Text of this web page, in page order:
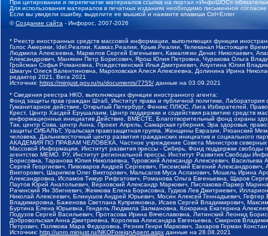
При цитировании и перепечатке материалов ссылка на портал «ИнфоШОС»
Для использования материалов в печатных изданиях необходимо письменное
Если вы увидели ошибку, выделите ее мышкой и нажмите клавиши Ctrl+Enter
©Создание сайта - Инфорос, 2007-2026
* Реестр иностранных средств массовой информации, выполняющих функции
Голос Америки, Idel.Реалии, Кавказ.Реалии, Крым.Реалии, Телеканал Настоящее
Людмила Алексеевна, Маркелов Сергей Евгеньевич, Камалягин Денис Николаевич,
Александрович, Маняхин Петр Борисович, Ярош Юлия Петровна, Чуракова Ольга
Гройсман Софья Романовна, Рождественский Илья Дмитриевич, Апухтина Юлия
Шмагун Олеся Валентиновна, Мароховская Алеся Алексеевна, Долинина Ирина
редактор 2021, Вега 2021
Источник: https://minjust.gov.ru/ru/documents/7755/ данные на 03.09.2021
* Сведения реестра НКО, выполняющих функции иностранного агента:
Фонд защиты прав граждан Штаб, Институт права и публичной политики,
Гуманитарное действие, Открытый Петербург, Феникс ПЛЮС, Лига Избирателей,
Крест, Центр Хасдей Ерушалаим, Центр поддержки и содействия развитию средств
информационных инициатив Действие, ВМЕСТЕ, Благотворительный фонд охраны
Так, центр Сова, центр Анна, Проект Апрель, Самарская губерния, Эра здоровья,
защиты СИБАЛЬТ, Уральская правозащитная группа, Женщины Евразии, Рязанский
человека, Дальневосточный центр развития гражданских инициатив и социального
АКАДЕМИЯ ПО ПРАВАМ ЧЕЛОВЕКА, Частное учреждение Совета Министров северных
Массовой Информации, Институт развития прессы - Сибирь, Фонд поддержки
агентство МЕМО. РУ, Институт региональной прессы, Институт Развития Свободы
Борисовна, Таранова Юлия Николаевна, Туровский Александр Алексеевич,
Сергей Георгиевич, Пивоваров Андрей Сергеевич, Писемский Евгений
Викторович, Шарипков Олег Викторович, Мальсагов Муса Асланович, Мошель Ирина
Александровна, Исламов Тимур Рифгатович, Романова Ольга Евгеньевна, Щаров
Паутов Юрий Анатольевич, Верховский Александр Маркович, Пислакова-Паркер
Рачинский Ян Збигневич, Жемкова Елена Борисовна, Гудков Лев Дмитриевич,
Николай Алексеевич, Блинушов Андрей Юрьевич, Мосин Алексей Геннадьевич,
Владимировна, Баженова Светлана Куприяновна, Исаев Сергей Владимирович,
Буртина Елена Юрьевна, Гендель Людмила Залмановна, Кокорина Екатерина
Подузов Сергей Васильевич, Протасова Ирина Вячеславовна, Литинский Леонид
Добровольская Анна Дмитриевна, Королева Александра Евгеньевна, Смирнов
Петрович, Полякова Мара Федоровна, Резник Генри Маркович, Захаров Герман
Источник: http://unro.minjust.ru/NKOForeignAgent.aspx данные на 28.08.2021